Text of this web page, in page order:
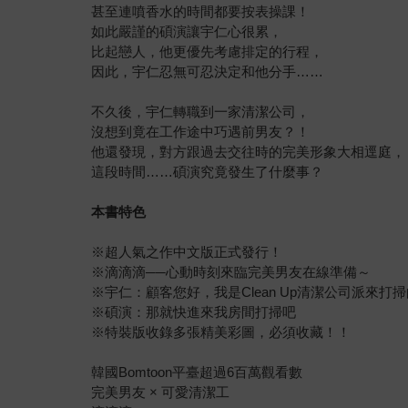
甚至連噴香水的時間都要按表操課！
如此嚴謹的碩演讓宇仁心很累，
比起戀人，他更優先考慮排定的行程，
因此，宇仁忍無可忍決定和他分手……
不久後，宇仁轉職到一家清潔公司，
沒想到竟在工作途中巧遇前男友？！
他還發現，對方跟過去交往時的完美形象大相逕庭，
這段時間……碩演究竟發生了什麼事？
本書特色
※超人氣之作中文版正式發行！
※滴滴滴──心動時刻來臨完美男友在線準備～
※宇仁：顧客您好，我是Clean Up清潔公司派來打
※碩演：那就快進來我房間打掃吧
※特裝版收錄多張精美彩圖，必須收藏！！
韓國Bomtoon平臺超過6百萬觀看數
完美男友 × 可愛清潔工